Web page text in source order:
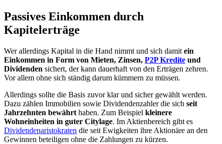
Passives Einkommen durch
Kapitelerträge
Wer allerdings Kapital in die Hand nimmt und sich damit ein
Einkommen in Form von Mieten, Zinsen, P2P Kredite und
Dividenden sichert, der kann dauerhaft von den Erträgen zehren.
Vor allem ohne sich ständig darum kümmern zu müssen.
Allerdings sollte die Basis zuvor klar und sicher gewählt werden.
Dazu zählen Immobilien sowie Dividendenzahler die sich seit
Jahrzehnten bewährt haben. Zum Beispiel kleinere
Wohneinheiten in guter Citylage. Im Aktienbereich gibt es
Dividendenaristokraten die seit Ewigkeiten ihre Aktionäre an den
Gewinnen beteiligen ohne die Zahlungen zu kürzen.